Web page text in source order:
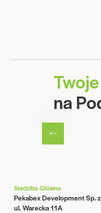
na
Siedziba Główna
Pekabex Development Sp.
ul. Warecka 11A